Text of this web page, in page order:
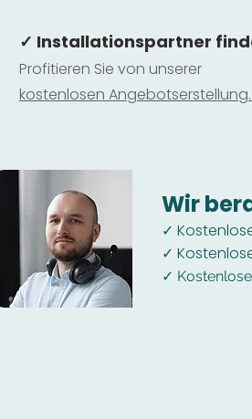
✓ Installationspartner
Profitieren Sie von unserer
kostenlosen Angebotserstellung.
Wir
✓
✓
✓